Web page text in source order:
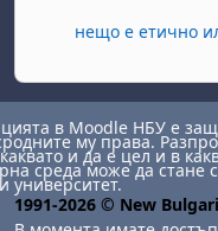
нещо е етично
в Moodle НБУ е
му права.
и да е цел и в
среда може да стане
университет.
1991-2026 © New